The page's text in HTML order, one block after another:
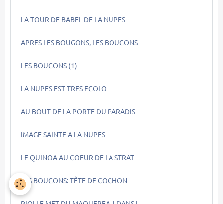
LA TOUR DE BABEL DE LA NUPES
APRES LES BOUGONS, LES BOUCONS
LES BOUCONS (1)
LA NUPES EST TRES ECOLO
AU BOUT DE LA PORTE DU PARADIS
IMAGE SAINTE A LA NUPES
LE QUINOA AU COEUR DE LA STRAT
LES BOUCONS: TÊTE DE COCHON